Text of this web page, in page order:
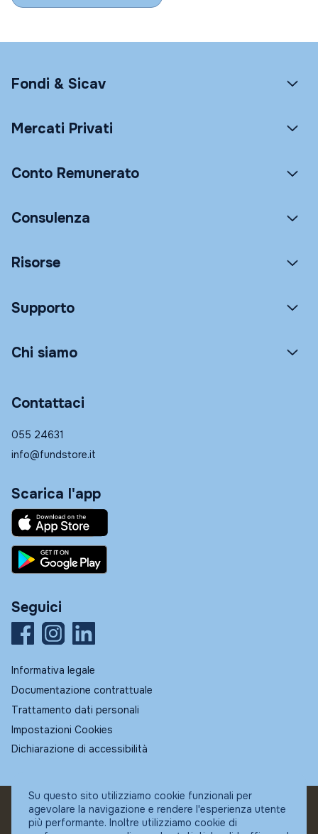
Fondi & Sicav
Mercati Privati
Conto Remunerato
Consulenza
Risorse
Supporto
Chi siamo
Contattaci
055 24631
info@fundstore.it
Scarica l'app
Seguici
Informativa legale
Documentazione contrattuale
Trattamento dati personali
Impostazioni Cookies
Dichiarazione di accessibilità
© Fundstore
Collocatore autorizzato:
Su questo sito utilizziamo cookie funzionali per
agevolare la navigazione e rendere l'esperienza utente
più performante. Inoltre utilizziamo cookie di